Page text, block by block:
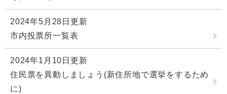
2024年5月28日更新
市内投票所一覧表
2024年1月10日更新
住民票を異動しましょう(新住所地で選挙をするため
に)